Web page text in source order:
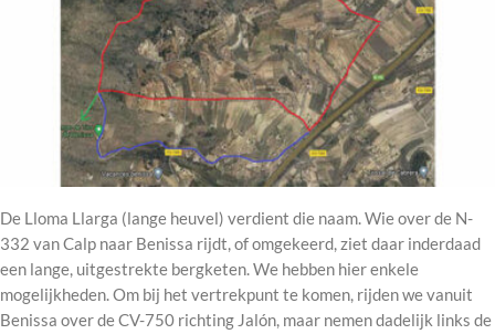
De Lloma Llarga (lange heuvel) verdient die naam. Wie over de N-
332 van Calp naar Benissa rijdt, of omgekeerd, ziet daar inderdaad
een lange, uitgestrekte bergketen. We hebben hier enkele
mogelijkheden. Om bij het vertrekpunt te komen, rijden we vanuit
Benissa over de CV-750 richting Jalón, maar nemen dadelijk links de